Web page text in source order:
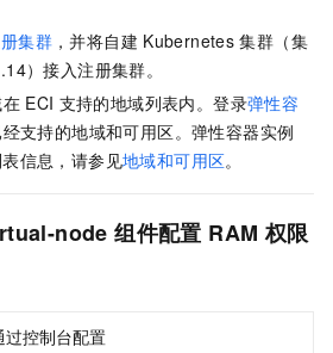
集群 ，并将自建 Kubernetes 集群（集
）接入注册集群。
ECI 支持的地域列表内。登录弹性容
支持的地域和可用区。弹性容器实例
信息，请参见地域和可用区。
node 组件配置 RAM 权限
过控制台配置